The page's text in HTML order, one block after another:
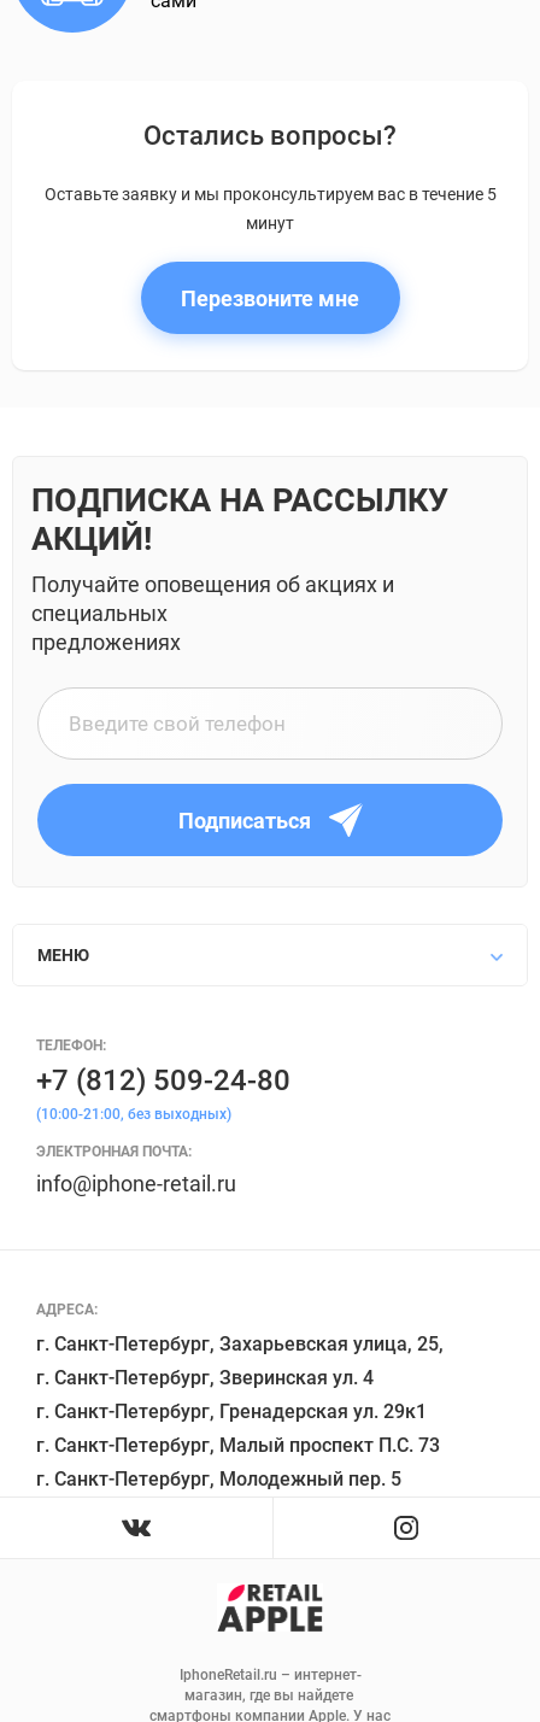
Остались вопросы?
Оставьте заявку и мы проконсультируем вас в течение 5
минут
Перезвоните мне
ПОДПИСКА НА РАССЫЛКУ
АКЦИЙ!
Получайте оповещения об акциях и
специальных
предложениях
Подписаться
IphoneRetail.ru – интернет-
магазин, где вы найдете
смартфоны компании Apple. У нас
МЕНЮ
АДРЕСА:
г. Санкт-Петербург, Захарьевская улица, 25,
г. Санкт-Петербург, Зверинская ул. 4
г. Санкт-Петербург, Гренадерская ул. 29к1
г. Санкт-Петербург, Малый проспект П.С. 73
ТЕЛЕФОН:
+7 (812) 509-24-80
(10:00-21:00, без выходных)
ЭЛЕКТРОННАЯ ПОЧТА:
info@iphone-retail.ru